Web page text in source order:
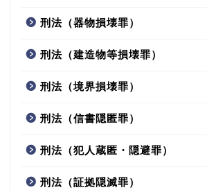
刑法（器物損壊罪）
刑法（建造物等損壊罪）
刑法（境界損壊罪）
刑法（信書隠匿罪）
刑法（犯人蔵匿・隠避罪）
刑法（証拠隠滅罪）